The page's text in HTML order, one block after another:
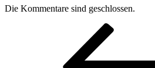
Die Kommentare sind geschlossen.
Beitragsnavigation